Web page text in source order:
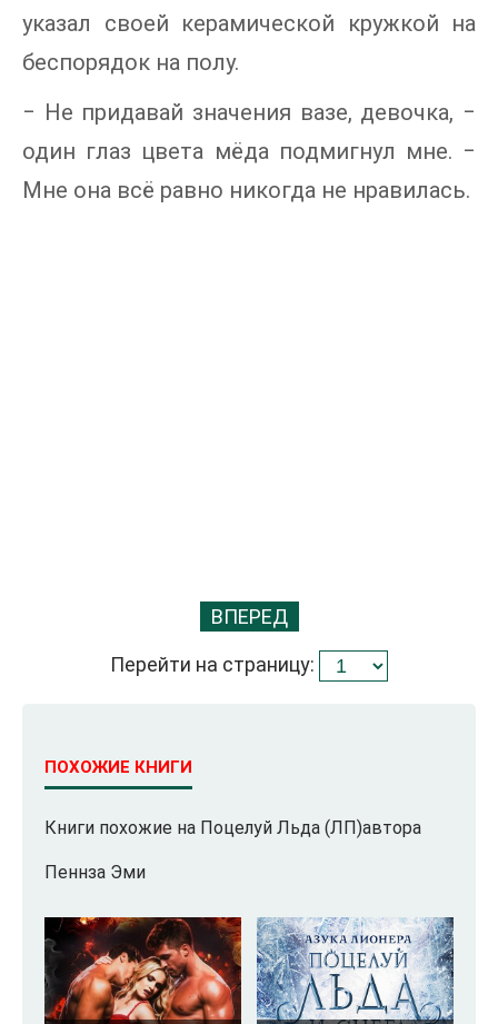
указал своей керамической кружкой на
беспорядок на полу.
‒ Не придавай значения вазе, девочка, ‒
один глаз цвета мёда подмигнул мне. ‒
Мне она всё равно никогда не нравилась.
ВПЕРЕД
Перейти на страницу:
ПОХОЖИЕ КНИГИ
Книги похожие на Поцелуй Льда (ЛП)автора
Пеннза Эми